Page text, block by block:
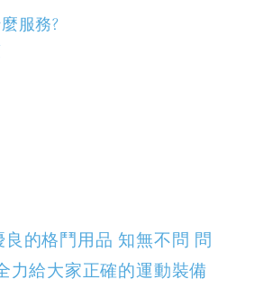
服務?
良的格鬥用品 知無不問 問
力給大家正確的運動裝備